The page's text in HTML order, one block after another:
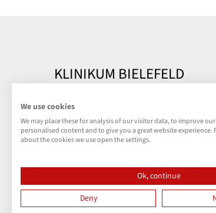
KLINIKUM BIELEFELD
Impressum
We use cookies
We may place these for analysis of our visitor data, to improve
personalised content and to give you a great website
about the cookies we use open the settings.
Ok, continue
Deny